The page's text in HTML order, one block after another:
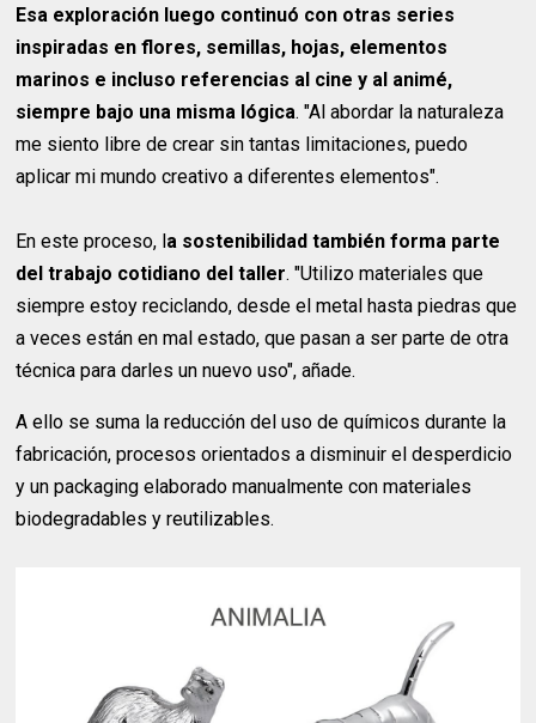
Esa exploración luego continuó con otras series
inspiradas en flores, semillas, hojas, elementos
marinos e incluso referencias al cine y al animé,
siempre bajo una misma lógica. "Al abordar la naturaleza
me siento libre de crear sin tantas limitaciones, puedo
aplicar mi mundo creativo a diferentes elementos".
En este proceso, la sostenibilidad también forma parte
del trabajo cotidiano del taller. "Utilizo materiales que
siempre estoy reciclando, desde el metal hasta piedras que
a veces están en mal estado, que pasan a ser parte de otra
técnica para darles un nuevo uso", añade.
A ello se suma la reducción del uso de químicos durante la
fabricación, procesos orientados a disminuir el desperdicio
y un packaging elaborado manualmente con materiales
biodegradables y reutilizables.